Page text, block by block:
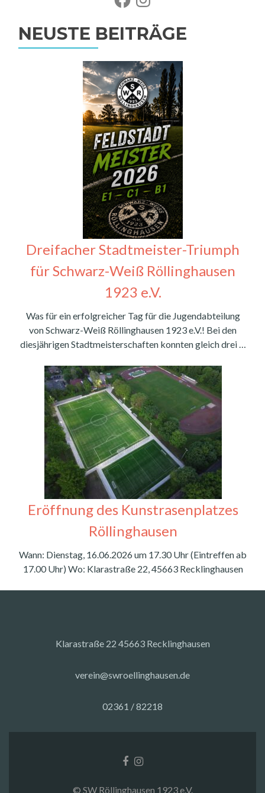
NEUSTE BEITRÄGE
Dreifacher Stadtmeister-Triumph
für Schwarz-Weiß Röllinghausen
1923 e.V.
Was für ein erfolgreicher Tag für die Jugendabteilung
von Schwarz-Weiß Röllinghausen 1923 e.V.! Bei den
diesjährigen Stadtmeisterschaften konnten gleich drei …
Eröffnung des Kunstrasenplatzes
Röllinghausen
Wann: Dienstag, 16.06.2026 um 17.30 Uhr (Eintreffen ab
17.00 Uhr) Wo: Klarastraße 22, 45663 Recklinghausen
Klarastraße 22 45663 Recklinghausen
verein@swroellinghausen.de
02361 / 82218
Facebook-
Instagram
© SW Röllinghausen 1923 e.V.